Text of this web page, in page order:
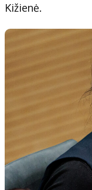
Kižienė.